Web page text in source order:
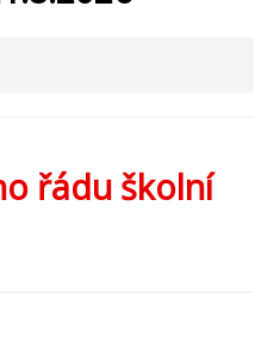
řádu školní